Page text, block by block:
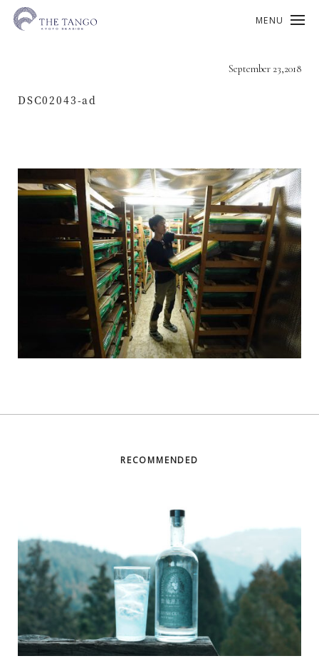
MENU
September 23,2018
DSC02043-ad
RECOMMENDED